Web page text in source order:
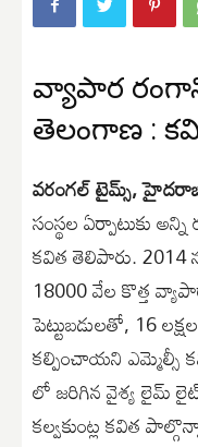
వ్యాపార
తెలంగాణ :
వరంగల్ టైమ్స్,
సంస్థల ఏర్పాటుకు
కవిత తెలిపారు. 2014
18000 వేల కొత్త
పెట్టుబడులతో, 16
కల్పించాయని ఎమ్మెల్సీ
లో జరిగిన వైశ్య లైమ్
కల్వకుంట్ల కవిత